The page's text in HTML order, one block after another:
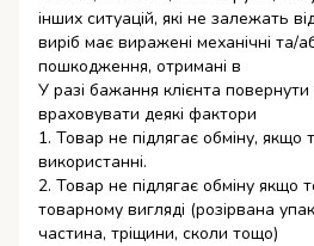
інших ситуацій, які не залежать
виріб має виражені механічні та/
пошкодження, отримані в
У разі бажання клієнта
враховувати деякі фактори
1. Товар не підлягає обміну, якщо
використанні.
2. Товар не підлягає обміну якщо
товарному вигляді (розірвана
частина, тріщини, сколи тощо)